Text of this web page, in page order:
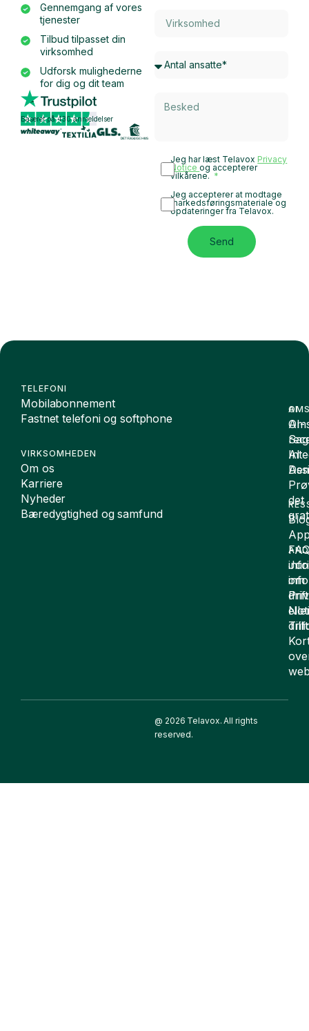
Gennemgang af vores
tjenester
Tilbud tilpasset din
virksomhed
Udforsk mulighederne
for dig og dit team
Baseret på 430 anmeldelser
Jeg har læst Telavox Privacy
Noticeog accepterer
vilkårene.
Jeg accepterer at modtage
markedsføringsmateriale og
opdateringer fra Telavox.
Send
TELEFONI
Mobilabonnement
Fastnet telefoni og softphone
VIRKSOMHEDEN
Om os
Karriere
Nyheder
Bæredygtighed og samfund
om
drift
AI
AI-
AI
det
@ 2026 Telavox. All rights
reserved.